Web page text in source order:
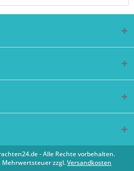
- Alle Rechte vorbehalten.
Mehrwertsteuer zzgl.Versandkosten